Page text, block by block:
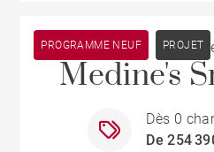
PROGRAMME NEUF PROJET
Medine's
Dès 0
De 254